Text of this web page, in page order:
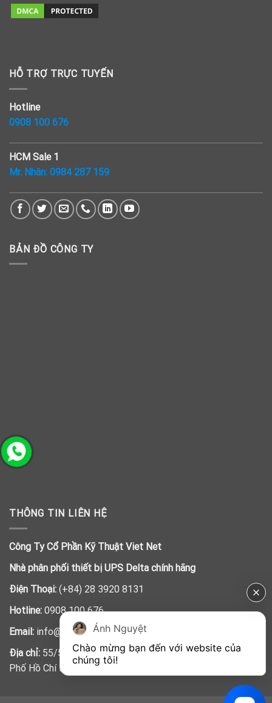
HỖ TRỢ TRỰC TUYẾN
Hotline
0908 100 676
HCM Sale 1
Mr. Nhân: 0984 287 159
BẢN ĐỒ CÔNG TY
THÔNG TIN LIÊN HỆ
Công Ty Cổ Phần Kỹ Thuật Viet Net
Nhà phân phối thiết bị UPS Delta chính hãng
Điện Thoại: (+84) 28 3920 8131
Hotline: 0908 100 676
Email: info@vietnet.net.vn
Địa chỉ: 55/5 Trần Đình Xu, Phường Cầu Kho, Quận 1, Thành
Phố Hồ Chí Minh, Việt Nam
Ánh Nguyệt
Chào mừng bạn đến với website của
chúng tôi!